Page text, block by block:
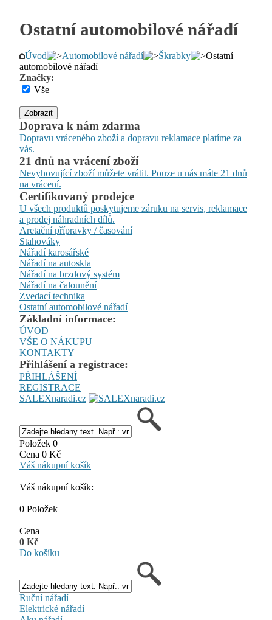
Ostatní automobilové nářadí
Úvod Automobilové nářadí Škrabky
Ostatní
automobilové nářadí
Značky:
Vše
Zobrazit
Doprava k nám zdarma
Dopravu vráceného zboží a dopravu reklamace platíme za
vás.
21 dnů na vrácení zboží
Nevyhovující zboží můžete vrátit. Pouze u nás máte 21 dnů
na vrácení.
Certifikovaný prodejce
U všech produktů poskytujeme záruku na servis, reklamace
a prodej náhradních dílů.
Aretační přípravky / časování
Stahováky
Nářadí karosářské
Nářadí na autoskla
Nářadí na brzdový systém
Nářadí na čalounění
Zvedací technika
Ostatní automobilové nářadí
Základní informace:
ÚVOD
VŠE O NÁKUPU
KONTAKTY
Přihlášení a registrace:
PŘIHLÁŠENÍ
REGISTRACE
SALEXnaradi.cz
Položek 0
Cena 0 Kč
Váš nákupní košík
Váš nákupní košík:
0 Položek
Cena
0 Kč
Do košíku
Ruční nářadí
Elektrické nářadí